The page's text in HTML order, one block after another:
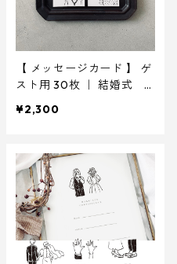
【 メッセージカード 】 ゲ
スト用 30枚 ｜ 結婚式
¥2,300